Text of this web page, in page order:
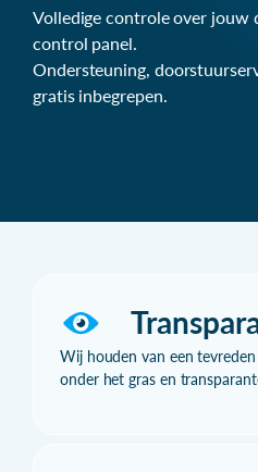
Volledige controle over jouw
control panel.
Ondersteuning,
gratis inbegrepen.
Wij houden van een
onder het gras en